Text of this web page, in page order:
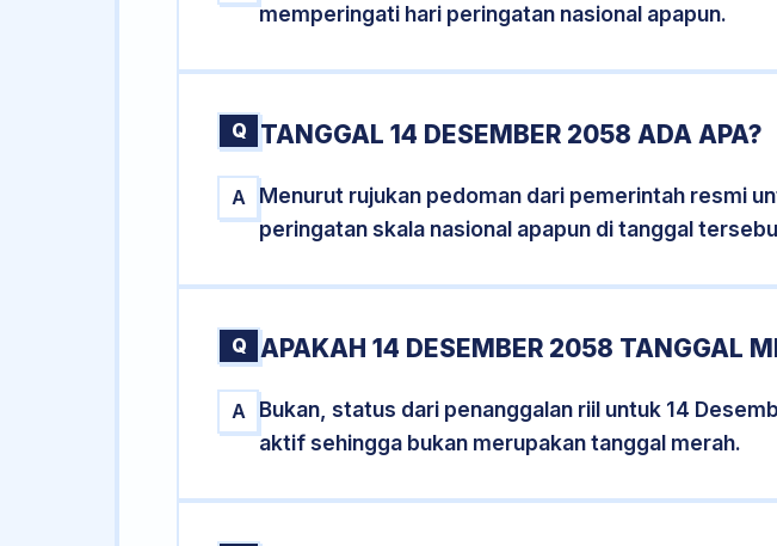
memperingati hari peringatan nasional apapun.
Q TANGGAL 14 DESEMBER 2058 ADA APA?
A
Menurut rujukan pedoman dari pemerintah resmi
peringatan skala nasional apapun di tanggal
Q APAKAH 14 DESEMBER 2058 TANGGAL
A
Bukan, status dari penanggalan riil untuk 14
aktif sehingga bukan merupakan tanggal merah.